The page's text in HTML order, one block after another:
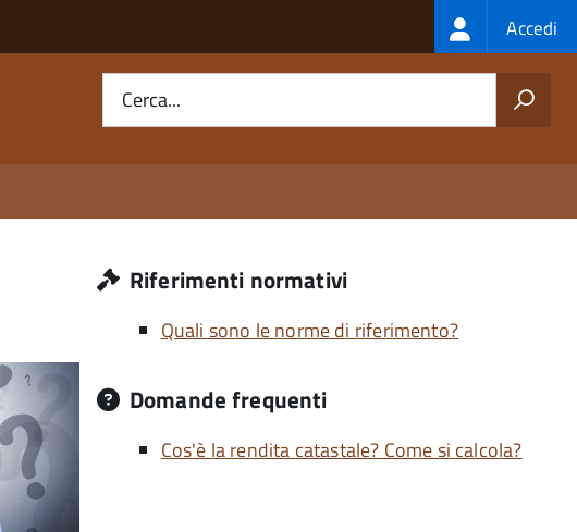
Login
menu
Accedi
Cerca...
Riferimenti normativi
Quali sono le norme di riferimento?
Domande frequenti
Cos'è la rendita catastale? Come si calcola?